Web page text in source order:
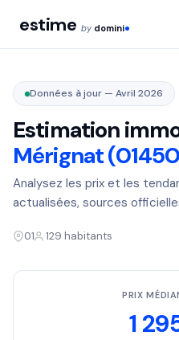
estime by domini
Données à jour — Avril 2026
Estimation
Mérignat
Analysez les prix et les
actualisées, sources
01 129 habitants
PRIX
1